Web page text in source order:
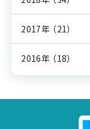
2017年 （21）
2016年 （18）